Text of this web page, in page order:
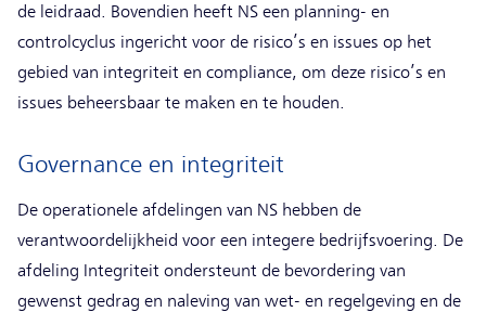
de leidraad. Bovendien heeft NS een planning- en
controlcyclus ingericht voor de risico’s en issues op het
gebied van integriteit en compliance, om deze risico’s en
issues beheersbaar te maken en te houden.
Governance en integriteit
De operationele afdelingen van NS hebben de
verantwoordelijkheid voor een integere bedrijfsvoering. De
afdeling Integriteit ondersteunt de bevordering van
gewenst gedrag en naleving van wet- en regelgeving en de